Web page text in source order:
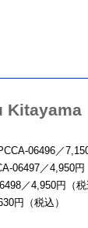
06496／
06497／4,950円
／4,950円（税
円（税込）